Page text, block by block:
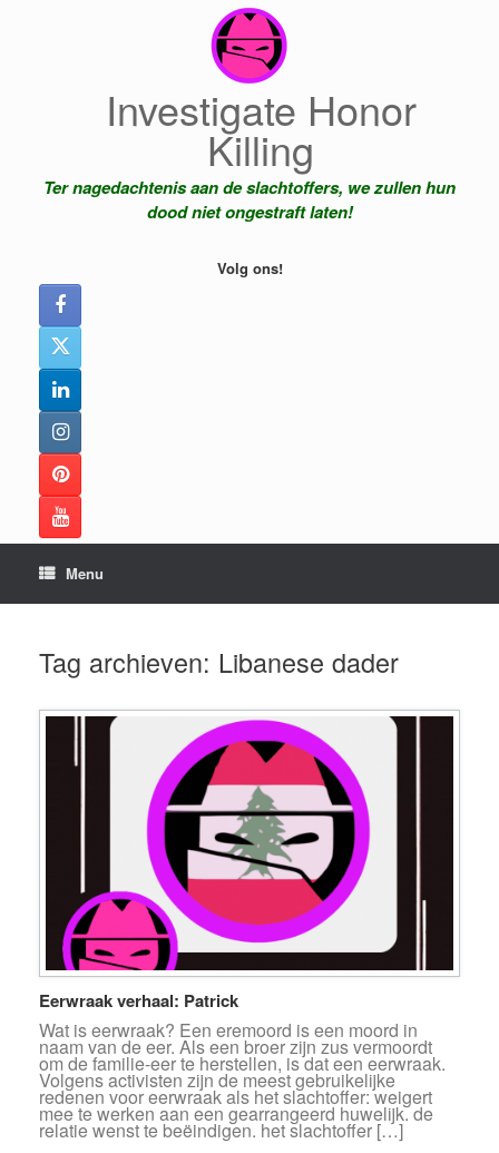
Investigate Honor
Killing
Ter nagedachtenis aan de slachtoffers, we zullen hun
dood niet ongestraft laten!
Volg ons!
Menu
Tag archieven: Libanese dader
Eerwraak verhaal: Patrick
Wat is eerwraak? Een eremoord is een moord in
naam van de eer. Als een broer zijn zus vermoordt
om de familie-eer te herstellen, is dat een eerwraak.
Volgens activisten zijn de meest gebruikelijke
redenen voor eerwraak als het slachtoffer: weigert
mee te werken aan een gearrangeerd huwelijk. de
relatie wenst te beëindigen. het slachtoffer […]